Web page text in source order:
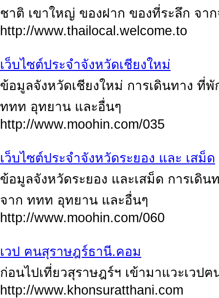
ชาติ เขาใหญ่ ของฝาก ของที่ระลึก จา
http://www.thailocal.welcome.to
เว็บไซต์ประจำจังหวัดเชียงใหม่
ข้อมูลจังหวัดเชียงใหม่ การเดินทาง ที่
ททท อุทยาน และอื่นๆ
http://www.moohin.com/035
เว็บไซต์ประจำจังหวัดระยอง และ เสม็ด
ข้อมูลจังหวัดระยอง และเสม็ด การเดิ
จาก ททท อุทยาน และอื่นๆ
http://www.moohin.com/060
เวป ฅนสุราษฎร์ธานี.คอม
ก่อนไปเที่ยวสุราษฎร์ฯ เข้ามาแวะเว
http://www.khonsuratthani.com